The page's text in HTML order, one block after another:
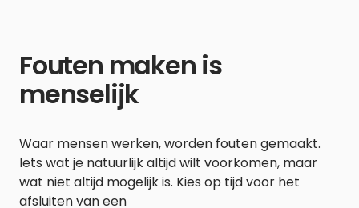
Fouten maken is
menselijk
Waar mensen werken, worden fouten gemaakt.
Iets wat je natuurlijk altijd wilt voorkomen, maar
wat niet altijd mogelijk is. Kies op tijd voor het
afsluiten van een